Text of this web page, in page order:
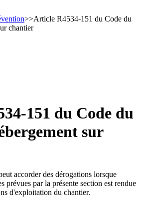
>>Article R4534-151 du Code du
chantier
151 du Code du
sur
accorder des dérogations lorsque
prévues par la présente section est rendue
d'exploitation du chantier.